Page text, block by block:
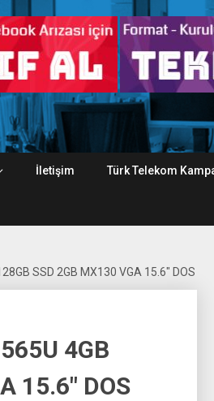
İletişim Türk Telekom
SSD 2GB MX130 VGA 15.6″ DOS
4GB
15.6″ DOS